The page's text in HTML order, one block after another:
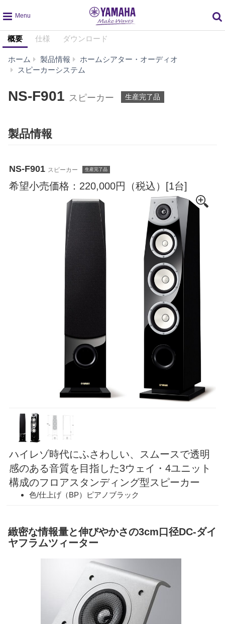
global
navigation
概要 仕様 ダウンロード
ホーム 製品情報
ホームシアター・オーディオ
スピーカーシステム
NS-F901 スピーカー 生産完了品
製品情報
NS-F901 スピーカー 生産完了品
希望小売価格：220,000円（税込）[1台]
ハイレゾ時代にふさわしい、スムースで透明
感のある音質を目指した3ウェイ・4ユニット
構成のフロアスタンディング型スピーカー
色/仕上げ（BP）ピアノブラック
緻密な情報量と伸びやかさの3cm口径DC-ダイ
ヤフラムツィーター